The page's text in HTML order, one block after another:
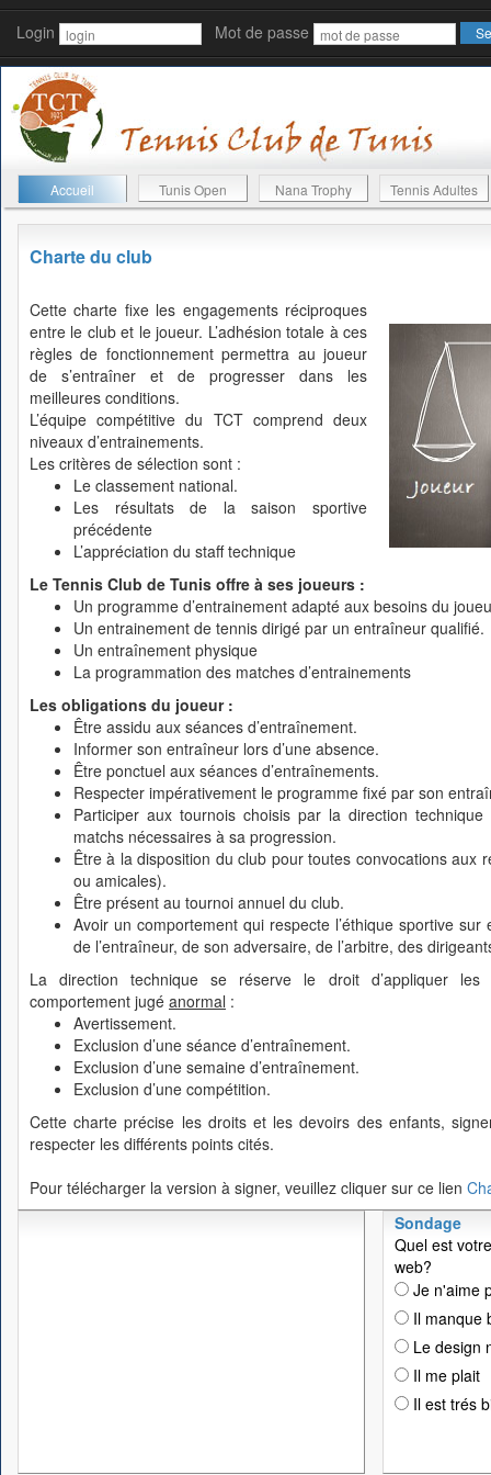
Login Mot de passe
Accueil Tunis Open Nana Trophy Tennis Adultes
Charte du club
Cette charte fixe les engagements réciproques
entre le club et le joueur. L’adhésion totale à ces
règles de fonctionnement permettra au joueur
de s’entraîner et de progresser dans les
meilleures conditions.
L’équipe compétitive du TCT comprend deux
niveaux d’entrainements.
Les critères de sélection sont :
Le classement national.
Les résultats de la saison sportive
précédente
L’appréciation du staff technique
Le Tennis Club de Tunis offre à ses joueurs :
Un programme d’entrainement adapté aux besoins du
Un entrainement de tennis dirigé par un entraîneur qualifié.
Un entraînement physique
La programmation des matches d’entrainements
Les obligations du joueur :
Être assidu aux séances d’entraînement.
Informer son entraîneur lors d’une absence.
Être ponctuel aux séances d’entraînements.
Respecter impérativement le programme fixé par son
Participer aux tournois choisis par la direction
matchs nécessaires à sa progression.
Être à la disposition du club pour toutes convocations aux
ou amicales).
Être présent au tournoi annuel du club.
Avoir un comportement qui respecte l’éthique sportive
de l’entraîneur, de son adversaire, de l’arbitre, des
La direction technique se réserve le droit d’appliquer les
comportement jugé anormal :
Avertissement.
Exclusion d’une séance d’entraînement.
Exclusion d’une semaine d’entraînement.
Exclusion d’une compétition.
Cette charte précise les droits et les devoirs des enfants,
respecter les différents points cités.
Pour télécharger la version à signer, veuillez cliquer sur ce lien
Sondage
Quel est
web?
Je n'aime
Il manque
Le design
Il me plait
Il est trés